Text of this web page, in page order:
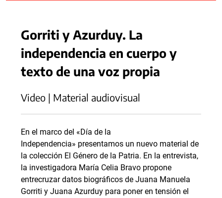
Gorriti y Azurduy. La
independencia en cuerpo y
texto de una voz propia
Video | Material audiovisual
En el marco del «Día de la
Independencia» presentamos un nuevo material de
la colección El Género de la Patria. En la entrevista,
la investigadora María Celia Bravo propone
entrecruzar datos biográficos de Juana Manuela
Gorriti y Juana Azurduy para poner en tensión el